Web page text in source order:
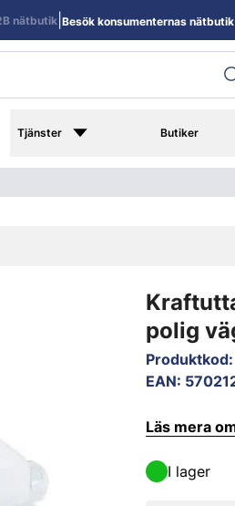
Tjänster Butiker
nätbutik Besök konsumenternas
polig
Produktkod:
EAN:
Läs mera
I lager